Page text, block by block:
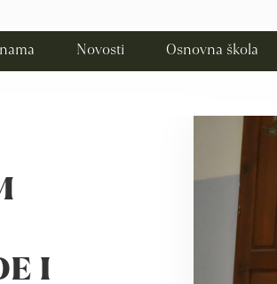
Novosti Osnovna škola
I